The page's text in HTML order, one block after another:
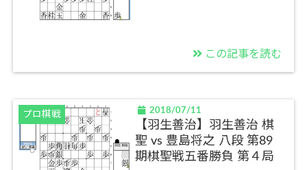
この記事を読む
プロ棋戦 2018/07/11
【羽生善治】羽生善治 棋
聖 vs 豊島将之 八段 第89
期棋聖戦五番勝負 第４局